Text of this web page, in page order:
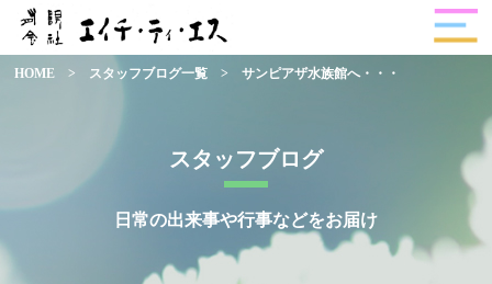
スタッフブログ
日常の出来事や行事などをお届け
HOME > スタッフブログ一覧 > サンピアザ水族館へ・・・